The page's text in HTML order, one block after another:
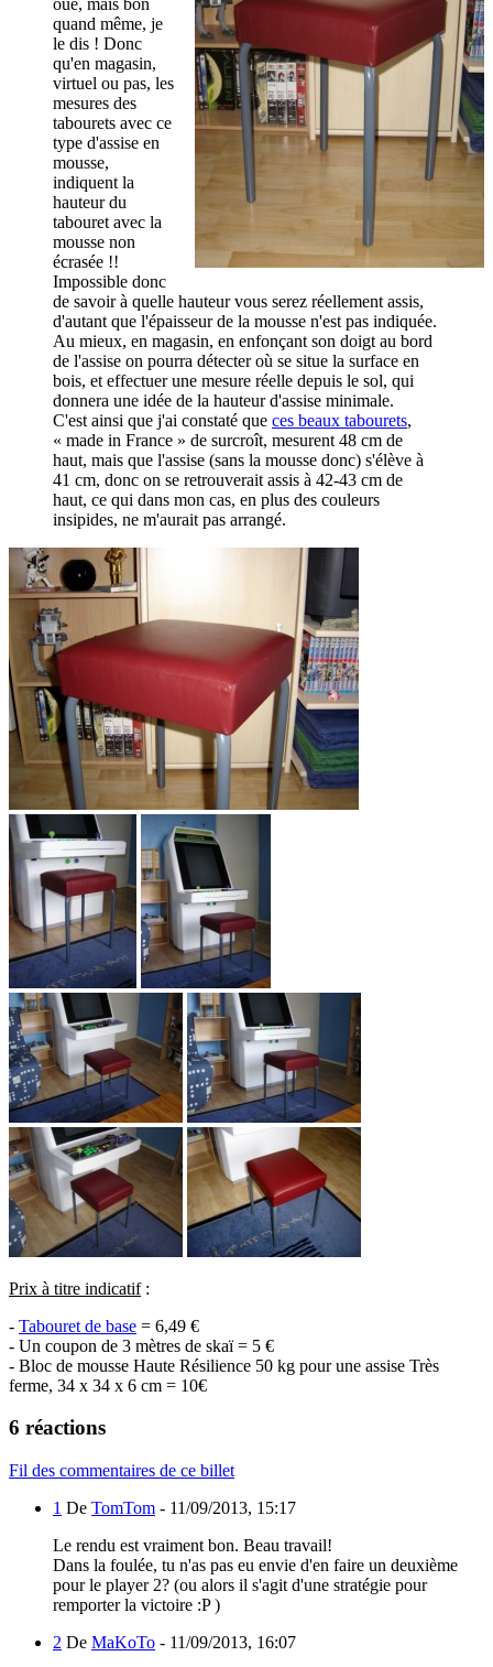
quand même, je
le dis ! Donc
qu'en magasin,
virtuel ou pas, les
mesures des
tabourets avec ce
type d'assise en
mousse,
indiquent la
hauteur du
tabouret avec la
mousse non
écrasée !!
Impossible donc
de savoir à quelle hauteur vous serez réellement assis,
d'autant que l'épaisseur de la mousse n'est pas indiquée.
Au mieux, en magasin, en enfonçant son doigt au bord
de l'assise on pourra détecter où se situe la surface en
bois, et effectuer une mesure réelle depuis le sol, qui
donnera une idée de la hauteur d'assise minimale.
C'est ainsi que j'ai constaté que ces beaux tabourets,
« made in France » de surcroît, mesurent 48 cm de
haut, mais que l'assise (sans la mousse donc) s'élève à
41 cm, donc on se retrouverait assis à 42-43 cm de
haut, ce qui dans mon cas, en plus des couleurs
insipides, ne m'aurait pas arrangé.
Prix à titre indicatif:
- Tabouret de base = 6,49 €
- Un coupon de 3 mètres de skaï = 5 €
- Bloc de mousse Haute Résilience 50 kg pour une assise Très
ferme, 34 x 34 x 6 cm = 10€
6 réactions
Fil des commentaires de ce billet
1 De TomTom - 11/09/2013, 15:17
Le rendu est vraiment bon. Beau travail!
Dans la foulée, tu n'as pas eu envie d'en faire un deuxième
pour le player 2? (ou alors il s'agit d'une stratégie pour
remporter la victoire :P )
2 De MaKoTo - 11/09/2013, 16:07